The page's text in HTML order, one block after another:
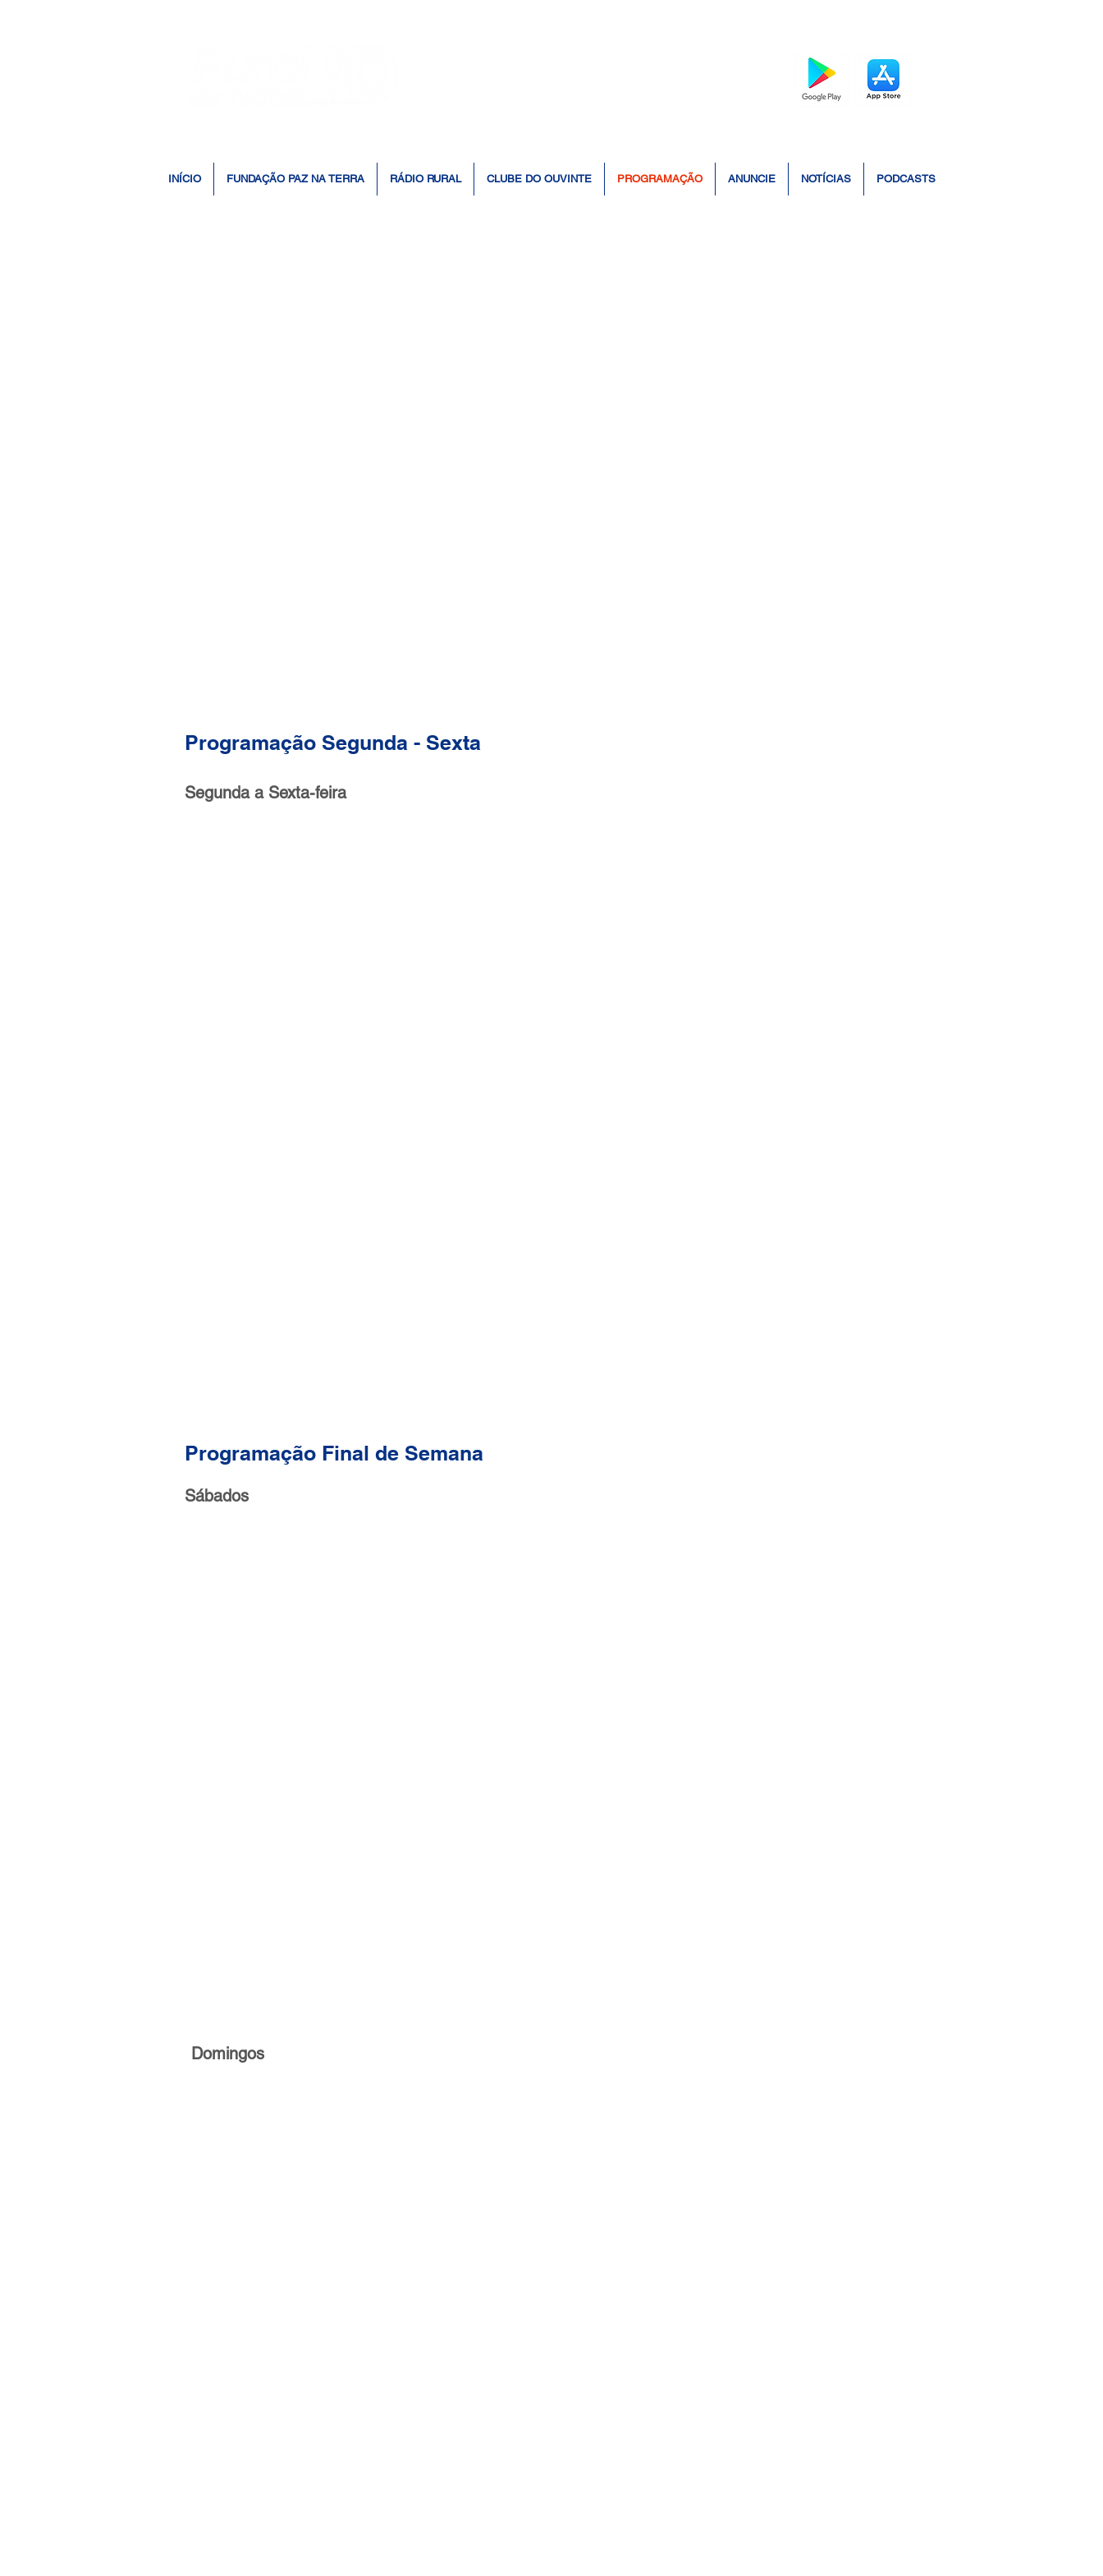
INÍCIO FUNDAÇÃO PAZ NA TERRA RÁDIO RURAL CLUBE DO OUVINTE PROGRAMAÇÃO ANUNCIE NOTÍCIAS PODCASTS
Programação Segunda - Sexta
Segunda a Sexta-feira
Programação Final de Semana
Sábados
Domingos